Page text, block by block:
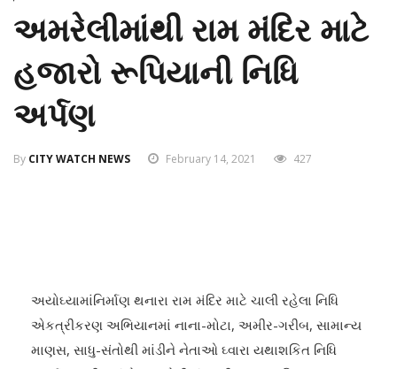
અમરેલીમાંથી રામ મંદિર માટે
હજારો રૂપિયાની નિધિ
અર્પણ
By CITY WATCH NEWS February 14, 2021 427
અયોઘ્‍યામાંનિર્માણ થનારા રામ મંદિર માટે ચાલી રહેલા નિધિ
એકત્રીકરણ અભિયાનમાં નાના-મોટા, અમીર-ગરીબ, સામાન્‍ય
માણસ, સાધુ-સંતોથી માંડીને નેતાઓ ઘ્‍વારા યથાશકિત નિધિ